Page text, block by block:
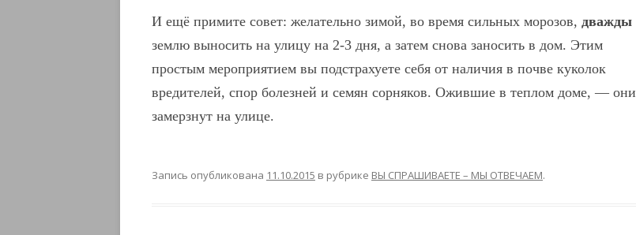
И ещё примите совет: желательно зимой, во время сильных морозов, дважды
землю выносить на улицу на 2-3 дня, а затем снова заносить в дом. Этим
простым мероприятием вы подстрахуете себя от наличия в почве куколок
вредителей, спор болезней и семян сорняков. Ожившие в теплом доме, — они
замерзнут на улице.
Запись опубликована 11.10.2015 в рубрике ВЫ СПРАШИВАЕТЕ – МЫ ОТВЕЧАЕМ.